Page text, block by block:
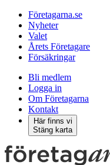
Företagarna.se
Nyheter
Valet
Årets Företagare
Försäkringar
Bli medlem
Logga in
Om Företagarna
Kontakt
Här finns vi
Stäng karta